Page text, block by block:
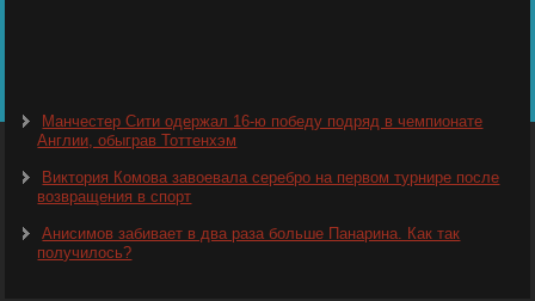
Манчестер Сити одержал 16-ю победу подряд в чемпионате
Англии, обыграв Тоттенхэм
Виктория Комова завоевала серебро на первом турнире после
возвращения в спорт
Анисимов забивает в два раза больше Панарина. Как так
получилось?